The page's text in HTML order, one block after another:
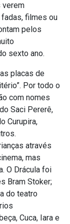
verem
filmes ou
pelos
sexto ano.
placas de
Por todo o
com nomes
Saci Pererê,
Curupira,
através
mas
O Drácula foi
Bram Stoker;
do teatro
Cuca, Iara e